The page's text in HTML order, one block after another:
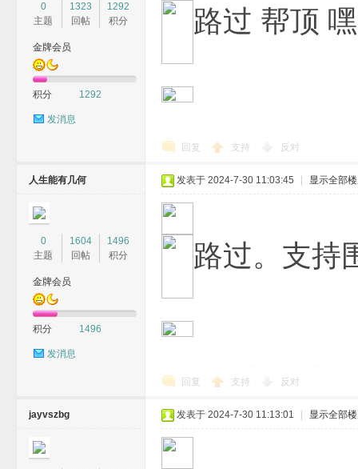
0
主题
1323
回帖
1292
积分
金牌会员
积分 1292
发消息
路过 帮顶
回复 支持 反对
人生能有几何
0
主题
1604
回帖
1496
积分
金牌会员
积分 1496
发消息
发表于 2024-7-30 11:03:45 显示全部
路过。支持
回复 支持 反对
jayvszbg 发表于 2024-7-30 11:13:01 显示全部